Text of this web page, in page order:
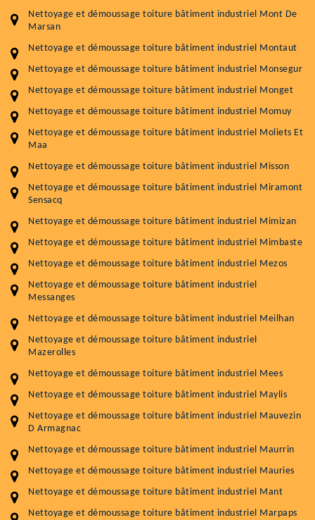
Nettoyage et démoussage toiture bâtiment industriel Mont De
Marsan
Nettoyage et démoussage toiture bâtiment industriel Montaut
Nettoyage et démoussage toiture bâtiment industriel Monsegur
Nettoyage et démoussage toiture bâtiment industriel Monget
Nettoyage et démoussage toiture bâtiment industriel Momuy
Nettoyage et démoussage toiture bâtiment industriel Moliets Et
Maa
Nettoyage et démoussage toiture bâtiment industriel Misson
Nettoyage et démoussage toiture bâtiment industriel Miramont
Sensacq
Nettoyage et démoussage toiture bâtiment industriel Mimizan
Nettoyage et démoussage toiture bâtiment industriel Mimbaste
Nettoyage et démoussage toiture bâtiment industriel Mezos
Nettoyage et démoussage toiture bâtiment industriel
Messanges
Nettoyage et démoussage toiture bâtiment industriel Meilhan
Nettoyage et démoussage toiture bâtiment industriel
Mazerolles
Nettoyage et démoussage toiture bâtiment industriel Mees
Nettoyage et démoussage toiture bâtiment industriel Maylis
Nettoyage et démoussage toiture bâtiment industriel Mauvezin
D Armagnac
Nettoyage et démoussage toiture bâtiment industriel Maurrin
Nettoyage et démoussage toiture bâtiment industriel Mauries
Nettoyage et démoussage toiture bâtiment industriel Mant
Nettoyage et démoussage toiture bâtiment industriel Marpaps